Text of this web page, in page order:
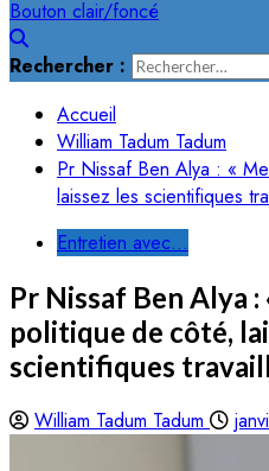
Bouton clair/foncé
Rechercher :
Accueil
William Tadum Tadum
Pr Nissaf Ben Alya : «
laissez les scientifiques
Entretien avec...
Pr Nissaf Ben Alya
politique de côté,
scientifiques
William Tadum Tadum